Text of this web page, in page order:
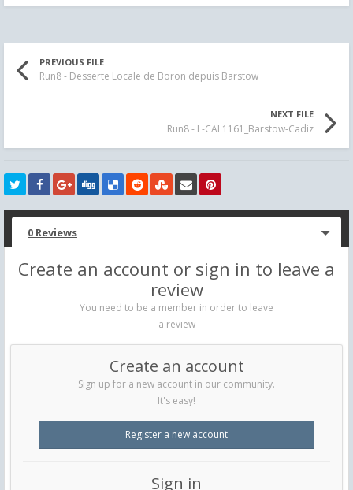
PREVIOUS FILE
Run8 - Desserte Locale de Boron depuis Barstow
NEXT FILE
Run8 - L-CAL1161_Barstow-Cadiz
0 Reviews
Create an account or sign in to leave a
review
You need to be a member in order to leave
a review
Create an account
Sign up for a new account in our community.
It's easy!
Register a new account
Sign in